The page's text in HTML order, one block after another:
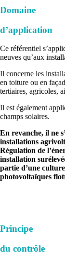
Domaine
d’application
Ce référentiel
neuves qu’aux
Il concerne les
en toiture ou en
tertiaires, agricoles,
Il est également
champs solaires.
En revanche, il ne
installations
Régulation de
installation
partie d’une
photovoltaïques
Principe
du contrôle